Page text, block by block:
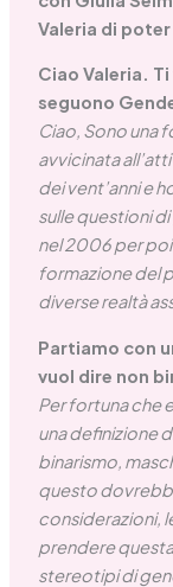
Valeria di
Ciao Valeria.
seguono
Ciao, Sono una
avvicinata
dei vent’anni e
sulle questioni
nel 2006 per poi
formazione del
diverse realtà
Partiamo con
vuol dire non
Per fortuna che
una definizione
binarismo,
questo
considerazioni,
prendere
stereotipi di